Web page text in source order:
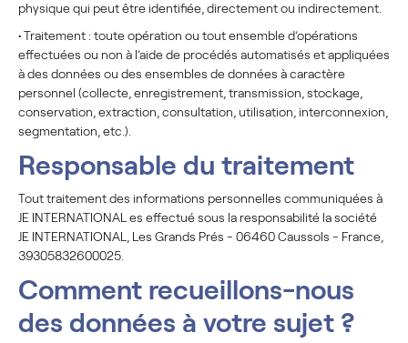
physique qui peut être identifiée, directement ou indirectement.
•Traitement : toute opération ou tout ensemble d’opérations
effectuées ou non à l’aide de procédés automatisés et appliquées
à des données ou des ensembles de données à caractère
personnel (collecte, enregistrement, transmission, stockage,
conservation, extraction, consultation, utilisation, interconnexion,
segmentation, etc.).
Responsable du traitement
Tout traitement des informations personnelles communiquées à
JE INTERNATIONAL es effectué sous la responsabilité la société
JE INTERNATIONAL, Les Grands Prés - 06460 Caussols - France,
39305832600025.
Comment recueillons-nous
des données à votre sujet ?